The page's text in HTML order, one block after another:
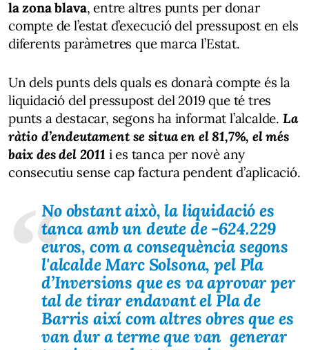
la zona blava, entre altres punts per donar
compte de l’estat d’execució del pressupost en els
diferents paràmetres que marca l’Estat.
Un dels punts dels quals es donarà compte és la
liquidació del pressupost del 2019 que té tres
punts a destacar, segons ha informat l’alcalde. La
ràtio d’endeutament se situa en el 81,7%, el més
baix des del 2011 i es tanca per novè any
consecutiu sense cap factura pendent d’aplicació.
No obstant això, la liquidació es
tanca amb un deute de-624.229
euros, com a consequència segons
l'alcalde Marc Solsona, pel Pla
d’Inversions que es va aprovar per
tal de tirar endavant el Pla de
Barris així com altres obres que es
van dur a terme que van generar